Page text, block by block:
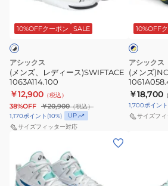
ス)SWIFTACE
1063A114.100
10%OFFクーポン SALE
アシックス
(メンズ、レディース)SWIFTACE
1063A114.100
￥12,900 （税込）
38%OFF ￥20,900（税込）
1,170ポイント (10%)
UP
サイズフィッター対応
10%OFF
ネ
イ
ビ
イ
エ
ロ
ー
アシックス
(メンズ
￥18,700
1,700ポイント
サイズフ
ズ)DUNKSHOT
MB